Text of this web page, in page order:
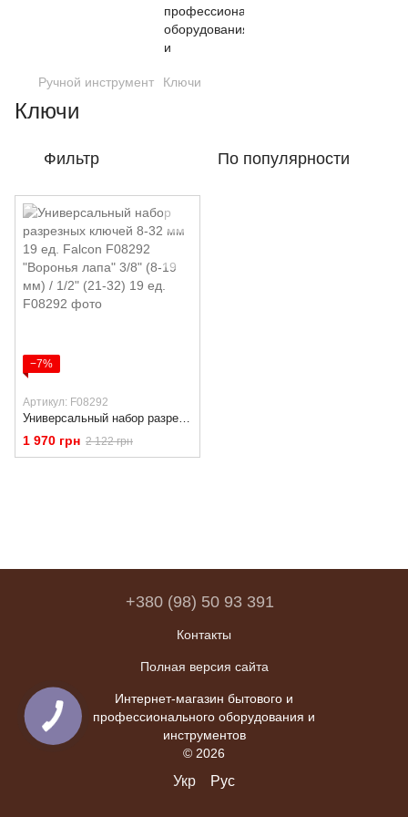
Ручной инструмент Ключи
Ключи
Фильтр По популярности
−7%
Артикул: F08292
Универсальный набор разрезных ключей 8-32 мм 19 ед. Falcon F08292 "Воронья лапа" 3/8" (8-19 мм) / 1/2" (21-32) 19 ед.
1 970 грн 2 122 грн
+380 (98) 50 93 391
Контакты
Полная версия сайта
Интернет-магазин бытового и
профессионального оборудования и
инструментов
© 2026
Укр Рус